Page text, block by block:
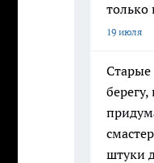
только
19 июля
Старые
штуки